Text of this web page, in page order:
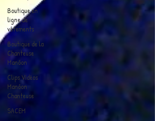
Boutique en
ligne de
vêtements
Boutique de la
Chanteuse
Manôon
Clips Vidéos
Manôon
Chanteuse
SACEM